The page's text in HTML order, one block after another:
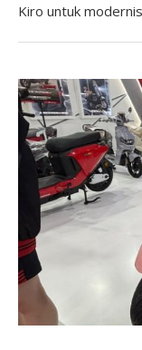
Kiro untuk